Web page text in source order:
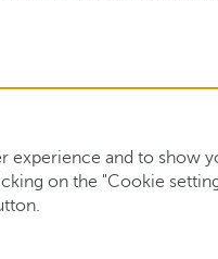
and to
on the "Cookie